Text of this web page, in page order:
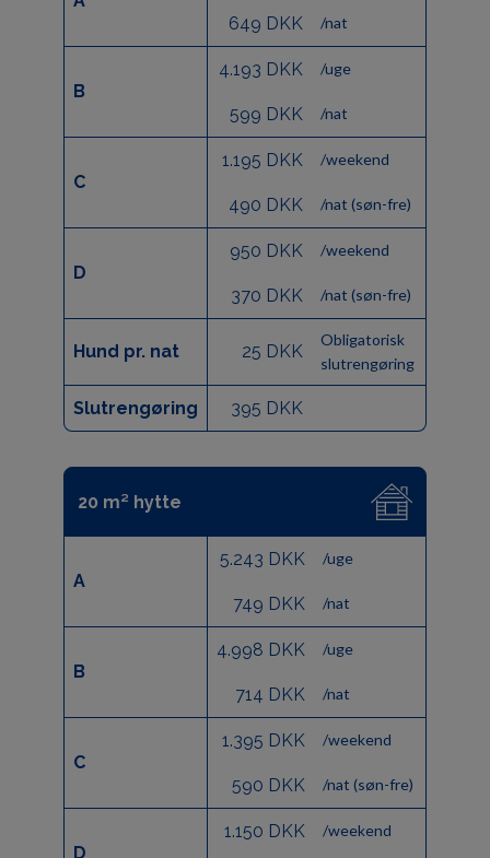
649 DKK /nat
B
4.193 DKK /uge
599 DKK /nat
C
1.195 DKK /weekend
490 DKK /nat (søn-fre)
D
950 DKK /weekend
370 DKK /nat (søn-fre)
Hund pr. nat 25 DKK
Obligatorisk
slutrengøring
Slutrengøring 395 DKK
20 m² hytte
A
5.243 DKK /uge
749 DKK /nat
B
4.998 DKK /uge
714 DKK /nat
C
1.395 DKK /weekend
590 DKK /nat (søn-fre)
D
1.150 DKK /weekend